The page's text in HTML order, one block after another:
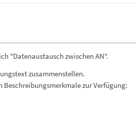
"Datenaustausch zwischen AN".
zusammenstellen.
Beschreibungsmerkmale zur Verfügung: